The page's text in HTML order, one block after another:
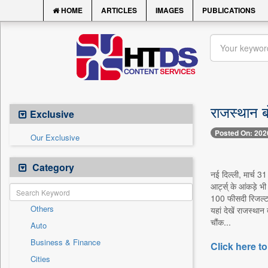
HOME ARTICLES IMAGES PUBLICATIONS
Exclusive
Our Exclusive
Category
Others
Auto
Business & Finance
Cities
राजस्थान
Posted On:
नई दिल्ली, मार्च
आर्ट्स् के आंकड़े भी
100 फीसदी
यहां देखें राजस्थान
चौंक...
Click here